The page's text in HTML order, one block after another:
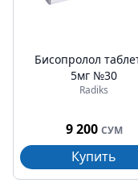
Бисопролол
5мг №30
Radiks
9 200 СУМ
Купить